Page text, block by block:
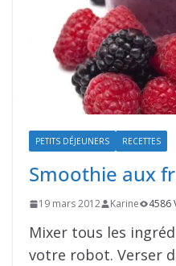
PETITS DÉJEUNERS RECETTES
Smoothie aux
19 mars 2012 Karine 4586
Mixer tous les
votre robot. Verser